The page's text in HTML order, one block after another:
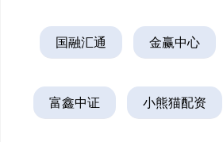
国融汇通 金赢中心
富鑫中证 小熊猫配资